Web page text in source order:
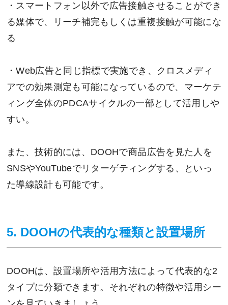
・スマートフォン以外で広告接触させることができ
る媒体で、リーチ補完もしくは重複接触が可能にな
る
・Web広告と同じ指標で実施でき、クロスメディ
アでの効果測定も可能になっているので、マーケテ
ィング全体のPDCAサイクルの一部として活用しや
すい。
また、技術的には、DOOHで商品広告を見た人を
SNSやYouTubeでリターゲティングする、といっ
た導線設計も可能です。
5. DOOHの代表的な種類と設置場所
DOOHは、設置場所や活用方法によって代表的な2
タイプに分類できます。それぞれの特徴や活用シー